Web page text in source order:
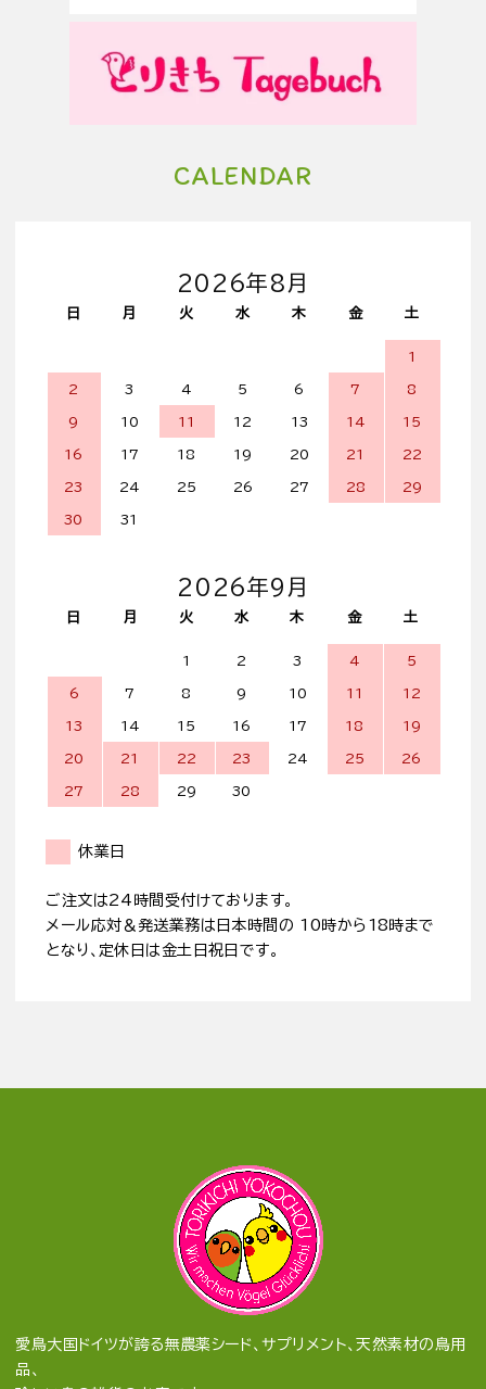
CALENDAR
2026年8月
日 月 火 水 木 金 土
1
2 3 4 5 6 7 8
9 10 11 12 13 14 15
16 17 18 19 20 21 22
23 24 25 26 27 28 29
30 31
2026年9月
日 月 火 水 木 金 土
1 2 3 4 5
6 7 8 9 10 11 12
13 14 15 16 17 18 19
20 21 22 23 24 25 26
27 28 29 30
休業日
ご注文は24時間受付けております。
メール応対＆発送業務は日本時間の 10時から18時まで
となり、定休日は金土日祝日です。
愛鳥大国ドイツが誇る無農薬シード、サプリメント、天然素材の鳥用
品、